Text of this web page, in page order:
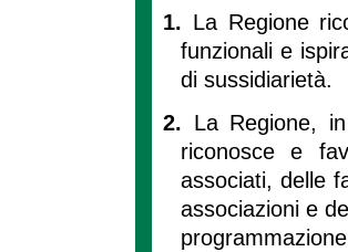
1. La Regione
funzionali e
di sussidiarietà.
2. La Regione,
riconosce e
associati, delle
associazioni e